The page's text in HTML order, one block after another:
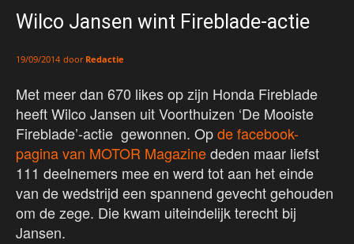
Wilco Jansen wint Fireblade-actie
19/09/2014 door Redactie
Met meer dan 670 likes op zijn Honda Fireblade
heeft Wilco Jansen uit Voorthuizen ‘De Mooiste
Fireblade’-actie gewonnen. Opde facebook-
pagina van MOTOR Magazinededen maar liefst
111 deelnemers mee en werd tot aan het einde
van de wedstrijd een spannend gevecht gehouden
om de zege. Die kwam uiteindelijk terecht bij
Jansen.